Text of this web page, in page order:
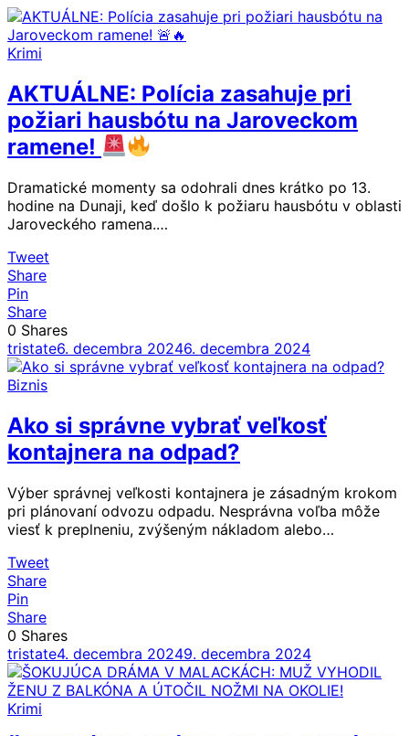
Krimi
AKTUÁLNE: Polícia zasahuje pri
požiari hausbótu na Jaroveckom
ramene!
Dramatické momenty sa odohrali dnes krátko po 13.
hodine na Dunaji, keď došlo k požiaru hausbótu v oblasti
Jaroveckého ramena.…
Tweet
Share
Pin
Share
0 Shares
tristate6. decembra 20246. decembra 2024
Biznis
Ako si správne vybrať veľkosť
kontajnera na odpad?
Výber správnej veľkosti kontajnera je zásadným krokom
pri plánovaní odvozu odpadu. Nesprávna voľba môže
viesť k preplneniu, zvýšeným nákladom alebo…
Tweet
Share
Pin
Share
0 Shares
tristate4. decembra 20249. decembra 2024
Krimi